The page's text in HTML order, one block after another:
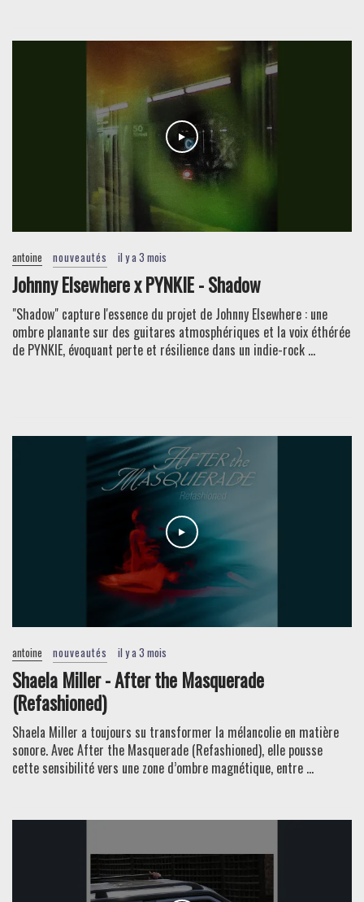
antoine nouveautés il y a 3 mois
Johnny Elsewhere x PYNKIE - Shadow
"Shadow" capture l'essence du projet de Johnny Elsewhere : une
ombre planante sur des guitares atmosphériques et la voix éthérée
de PYNKIE, évoquant perte et résilience dans un indie-rock ...
antoine nouveautés il y a 3 mois
Shaela Miller - After the Masquerade
(Refashioned)
Shaela Miller a toujours su transformer la mélancolie en matière
sonore. Avec After the Masquerade (Refashioned), elle pousse
cette sensibilité vers une zone d’ombre magnétique, entre ...